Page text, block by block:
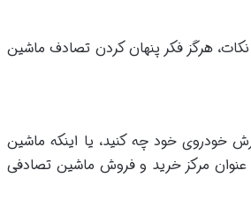
هرگز فکر پنهان کردن تصادف ماشین
خودروی خود چه کنید، یا اینکه ماشین
عنوان مرکز خرید و فروش ماشین تصادفی